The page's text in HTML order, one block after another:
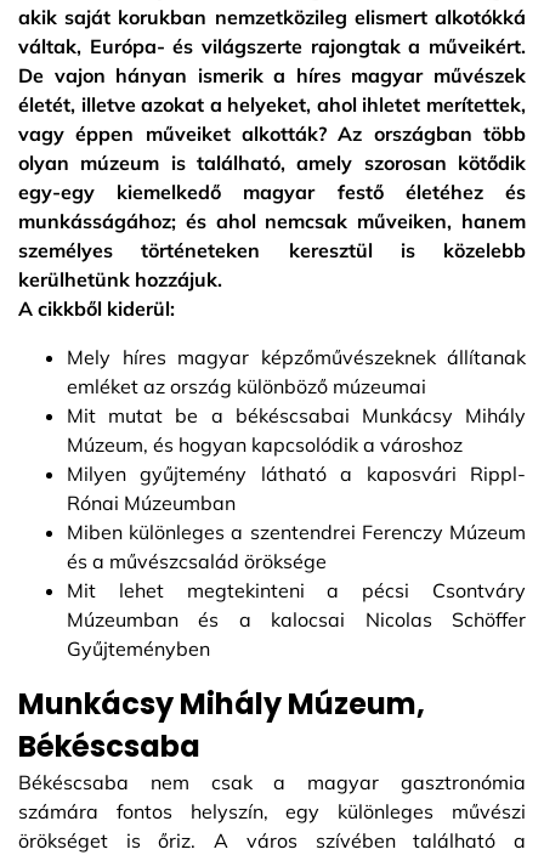
akik saját korukban nemzetközileg elismert alkotókká
váltak, Európa- és világszerte rajongtak a műveikért.
De vajon hányan ismerik a híres magyar művészek
életét, illetve azokat a helyeket, ahol ihletet merítettek,
vagy éppen műveiket alkották? Az országban több
olyan múzeum is található, amely szorosan kötődik
egy-egy kiemelkedő magyar festő életéhez és
munkásságához; és ahol nemcsak műveiken, hanem
személyes történeteken keresztül is közelebb
kerülhetünk hozzájuk.
A cikkből kiderül:
Mely híres magyar képzőművészeknek állítanak
emléket az ország különböző múzeumai
Mit mutat be a békéscsabai Munkácsy Mihály
Múzeum, és hogyan kapcsolódik a városhoz
Milyen gyűjtemény látható a kaposvári Rippl-
Rónai Múzeumban
Miben különleges a szentendrei Ferenczy Múzeum
és a művészcsalád öröksége
Mit lehet megtekinteni a pécsi Csontváry
Múzeumban és a kalocsai Nicolas Schöffer
Gyűjteményben
Munkácsy Mihály Múzeum,
Békéscsaba
Békéscsaba nem csak a magyar gasztronómia
számára fontos helyszín, egy különleges művészi
örökséget is őriz. A város szívében található a